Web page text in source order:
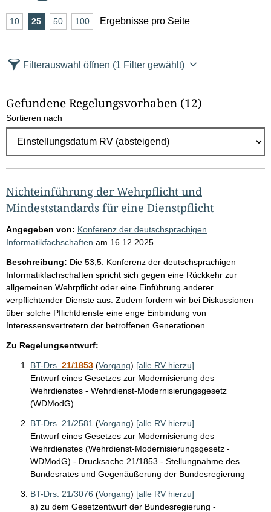
zurück
vor
A
z
l
E
g
e
b
n
i
s
s
e
p
r
o
S
10Ergebnisse
25Ergebnisse
50Ergebnisse
100Ergebnisse
Ergebnisse pro Seite
Filterauswahl öffnen (1 Filter gewählt)
Gefundene Regelungsvorhaben (12)
Sortieren nach
Nichteinführung der Wehrpflicht und
Mindeststandards für eine Dienstpflicht
Angegeben von: Konferenz der deutschsprachigen
Informatikfachschaften am 16.12.2025
Beschreibung: Die 53,5. Konferenz der deutschsprachigen
Informatikfachschaften spricht sich gegen eine Rückkehr zur
allgemeinen Wehrpflicht oder eine Einführung anderer
verpflichtender Dienste aus. Zudem fordern wir bei Diskussionen
über solche Pflichtdienste eine enge Einbindung von
Interessensvertretern der betroffenen Generationen.
Zu Regelungsentwurf:
BT-Drs. 21/1853 (Vorgang) [alle RV hierzu]
Entwurf eines Gesetzes zur Modernisierung des
Wehrdienstes - Wehrdienst-Modernisierungsgesetz
(WDModG)
BT-Drs. 21/2581 (Vorgang) [alle RV hierzu]
Entwurf eines Gesetzes zur Modernisierung des
Wehrdienstes (Wehrdienst-Modernisierungsgesetz -
WDModG) - Drucksache 21/1853 - Stellungnahme des
Bundesrates und Gegenäußerung der Bundesregierung
BT-Drs. 21/3076 (Vorgang) [alle RV hierzu]
a) zu dem Gesetzentwurf der Bundesregierung -